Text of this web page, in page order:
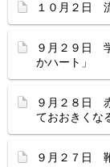
１０月２日
９月２９日
かハート」
９月２８日
ておおきくな
９月２７日